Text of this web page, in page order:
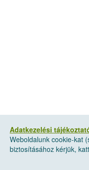
Adatkezelési
Weboldalunk cookie-kat
biztosításához kérjük,